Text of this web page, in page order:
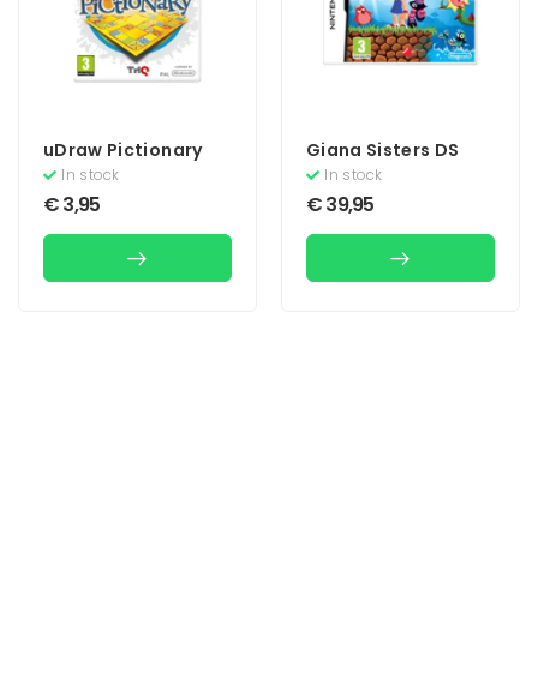
uDraw Pictionary
In stock
€3,95
Giana Sisters DS
In stock
€39,95